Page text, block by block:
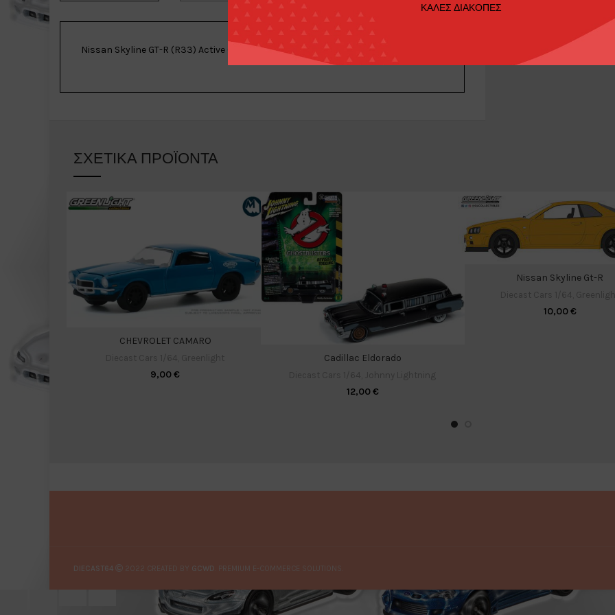
ΚΑΛΕΣ ΔΙΑΚΟΠΕΣ
Nissan Skyline GT-R (R33) Active Carbon R V2
ΣΧΕΤΙΚΆ ΠΡΟΪΌΝΤΑ
CHEVROLET CAMARO
9,00€
Cadillac Eldorado
12,00€
Nissan Skyline Gt-R
10,00€
DIECAST64 2022 CREATED BY GCWD . PREMIUM E-COMMERCE SOLUTIONS.